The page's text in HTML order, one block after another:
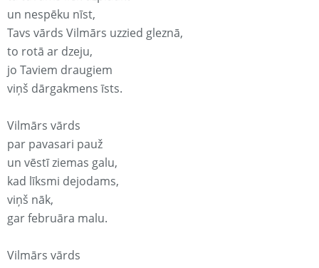
un nespēku nīst,
Tavs vārds Vilmārs uzzied gleznā,
to rotā ar dzeju,
jo Taviem draugiem
viņš dārgakmens īsts.
Vilmārs vārds
par pavasari pauž
un vēstī ziemas galu,
kad līksmi dejodams,
viņš nāk,
gar februāra malu.
Vilmārs vārds